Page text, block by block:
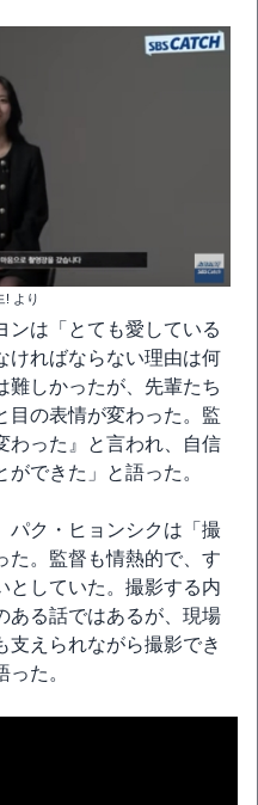
! より
ンは「とても愛している
ければならない理由は何
難しかったが、先輩たち
目の表情が変わった。監
わった』と言われ、自信
できた」と語った。
パク・ヒョンシクは「撮
た。監督も情熱的で、す
としていた。撮影する内
ある話ではあるが、現場
支えられながら撮影でき
た。